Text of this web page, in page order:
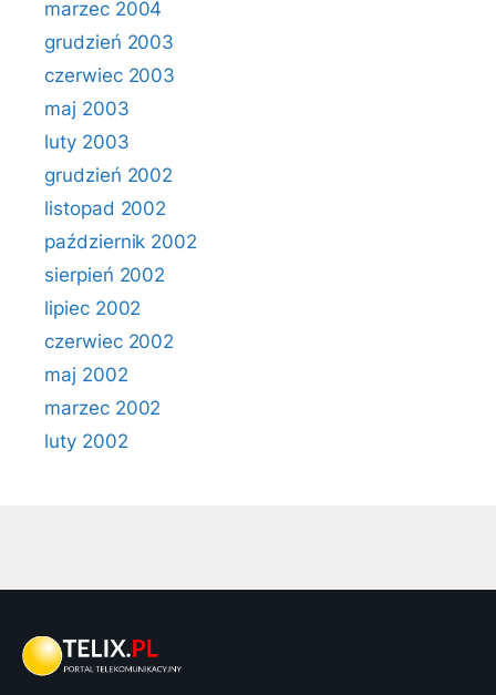
marzec 2004
grudzień 2003
czerwiec 2003
maj 2003
luty 2003
grudzień 2002
listopad 2002
październik 2002
sierpień 2002
lipiec 2002
czerwiec 2002
maj 2002
marzec 2002
luty 2002